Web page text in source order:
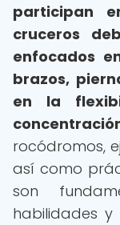
participan
cruceros
enfocados
brazos,
en la
rocódromos,
así como
son
habilidades